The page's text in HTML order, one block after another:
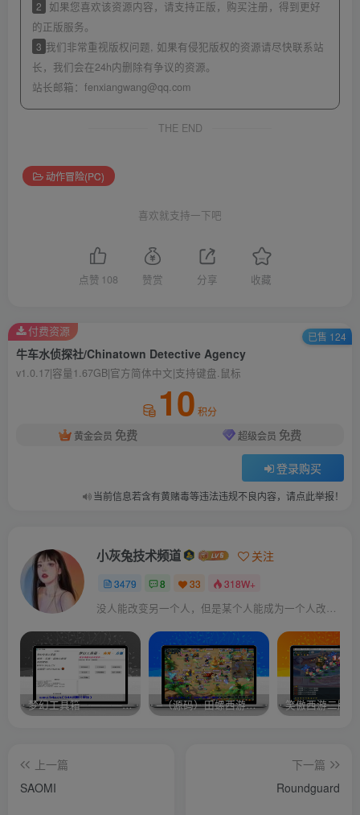
2
如果您喜欢该资源内容，请支持正版，购买注册，得到更好
的正版服务。
3 我们非常重视版权问题, 如果有侵犯版权的资源请尽快联系站
长，我们会在24h内删除有争议的资源。
站长邮箱： fenxiangwang@qq.com
THE END
动作冒险(PC)
喜欢就支持一下吧
点赞 108 赞赏 分享 收藏
牛车水侦探社/Chinatown Detective Agency
v1.0.17|容量1.67GB|官方简体中文|支持键盘.鼠标
10 积分
黄金会员 免费 超级会员 免费
登录购买
当前信息若含有黄赌毒等违法违规不良内容，请点此举报！
付费资源 已售 124
小灰兔技术频道 关注
3479 8 33 318W+
没人能改变另一个人，但是某个人能成为一个人改变的原因
梦幻工具箱————-免费 –（源码）田螺西游9.0 假人摆摊18门派飞升渡劫化圣助战最新BB谛听…. 笑傲西游二版-
上一篇
SAOMI
下一篇
Roundguard